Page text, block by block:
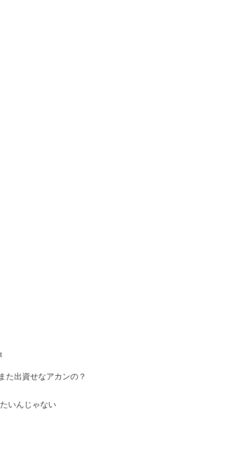
た出資せなアカンの？
いんじゃない